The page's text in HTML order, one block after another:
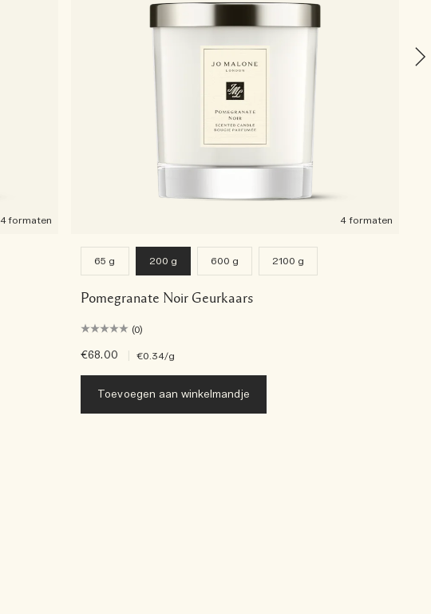
4 formaten 4 formaten
65 g 200 g 600 g 2100 g
Pomegranate Noir Geurkaars
(0)
€68.00 €0.34/g
Toevoegen aan winkelmandje